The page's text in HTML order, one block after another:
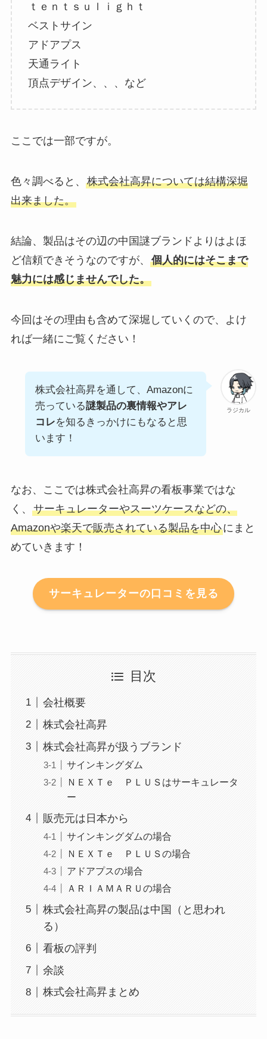
ｔｅｎｔｓｕｌｉｇｈｔ
ベストサイン
アドアプス
天通ライト
頂点デザイン、、、など
ここでは一部ですが。
色々調べると、 株式会社高昇については結構深堀
出来ました。
結論、製品はその辺の中国謎ブランドよりはよほ
ど信頼できそうなのですが、 個人的にはそこまで
魅力には感じませんでした。
今回はその理由も含めて深堀していくので、よけ
れば一緒にご覧ください！
ラジカル
株式会社高昇を通して、Amazonに
売っている謎製品の裏情報やアレ
コレを知るきっかけにもなると思
います！
なお、ここでは株式会社高昇の看板事業ではな
く、 サーキュレーターやスーツケースなどの、
Amazonや楽天で販売されている製品を中心にまと
めていきます！
サーキュレーターの口コミを見る
目次
会社概要
株式会社高昇
株式会社高昇が扱うブランド
サインキングダム
ＮＥＸＴｅ ＰＬＵＳはサーキュレータ
ー
販売元は日本から
サインキングダムの場合
ＮＥＸＴｅ ＰＬＵＳの場合
アドアプスの場合
ＡＲＩＡＭＡＲＵの場合
株式会社高昇の製品は中国（と思われ
る）
看板の評判
余談
株式会社高昇まとめ